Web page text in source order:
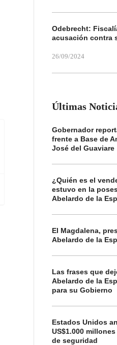
Odebrecht:
acusación contra
26/09/2024
Últimas
Gobernador
frente a Base de
José del Guaviare
¿Quién es el
estuvo en la
Abelardo de la
El Magdalena,
Abelardo de la
Las frases que
Abelardo de la
para su Gobierno
Estados Unidos
US$1.000
de seguridad